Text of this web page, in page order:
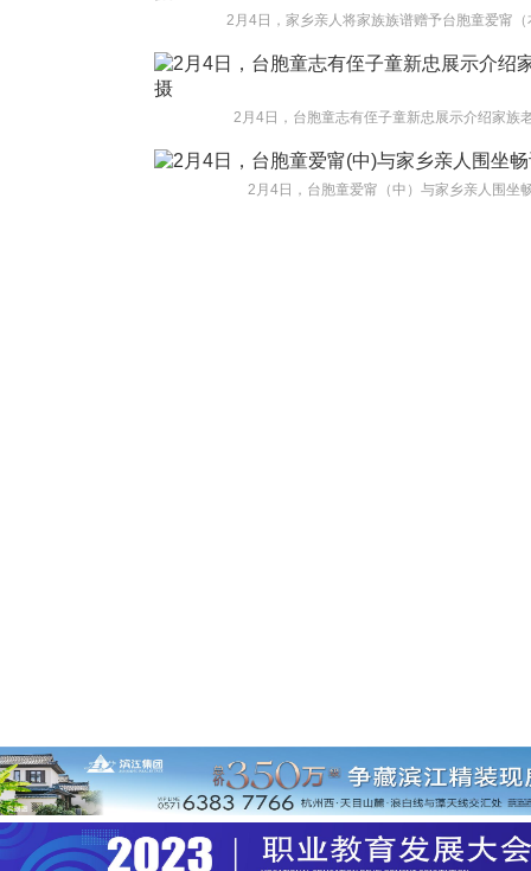
2月4日，家乡亲人将家族族谱赠予台胞童爱甯
2月4日，台胞童志有侄子童新忠展示介绍家族
2月4日，台胞童爱甯（中）与家乡亲人围坐